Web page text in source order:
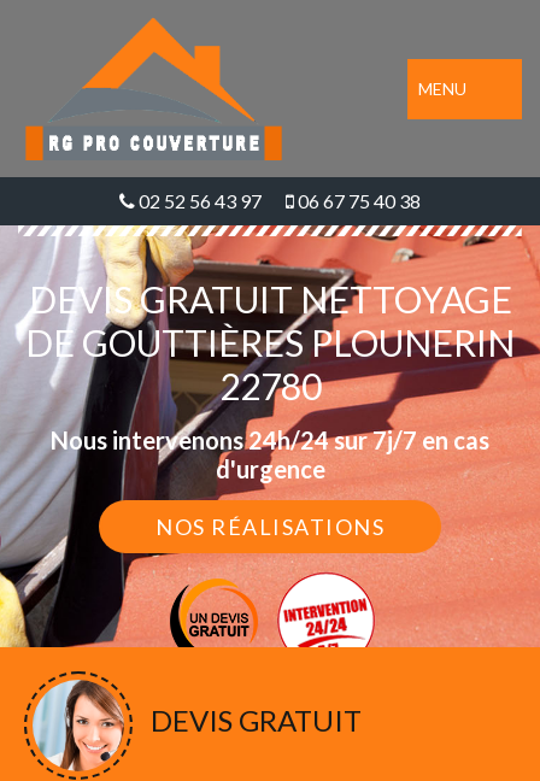
MENU
02 52 56 43 97 06 67 75 40 38
DEVIS GRATUIT NETTOYAGE
DE GOUTTIÈRES PLOUNERIN
22780
Nous intervenons 24h/24 sur 7j/7 en cas
d'urgence
NOS RÉALISATIONS
DEVIS GRATUIT